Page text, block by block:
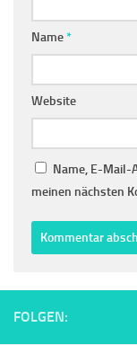
Name*
Website
Name, E-Mail-
meinen nächsten
FOLGEN: